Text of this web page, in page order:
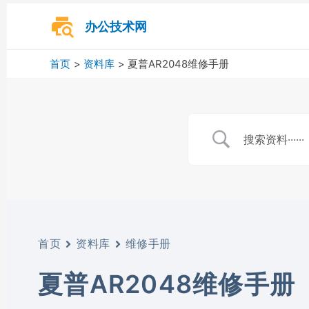
办公技术网
首页 资料库 夏普AR2048维修手册
首页 资料库 维修手册
夏普AR2048维修手册